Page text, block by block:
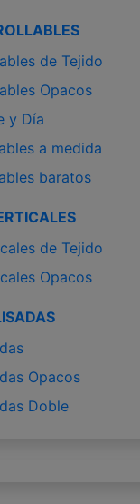
de Tejido
Opacos
y Día
a medida
baratos
de Tejido
Opacos
Opacos
Doble